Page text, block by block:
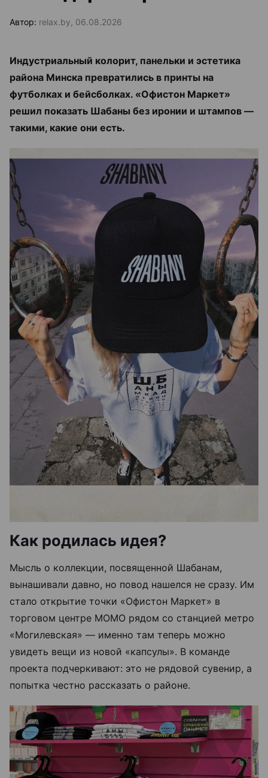
Автор: relax.by, 06.08.2026
Индустриальный колорит, панельки и эстетика
района Минска превратились в принты на
футболках и бейсболках. «Офистон Маркет»
решил показать Шабаны без иронии и штампов —
такими, какие они есть.
Как родилась идея?
Мысль о коллекции, посвященной Шабанам,
вынашивали давно, но повод нашелся не сразу. Им
стало открытие точки «Офистон Маркет» в
торговом центре МОМО рядом со станцией метро
«Могилевская» — именно там теперь можно
увидеть вещи из новой «капсулы». В команде
проекта подчеркивают: это не рядовой сувенир, а
попытка честно рассказать о районе.